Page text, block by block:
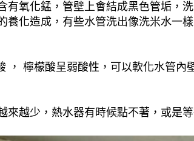
氧化錳，管壁上會結成黑色管垢，
化造成，有些水管洗出像洗米水一
檸檬酸呈弱酸性，可以軟化水管內
越少，熱水器有時候點不著，或是